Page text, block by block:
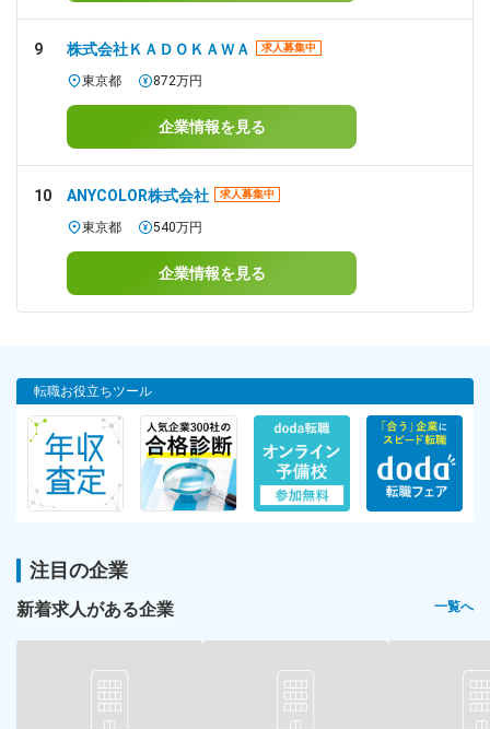
9 株式会社ＫＡＤＯＫＡＷＡ 求人募集中
東京都 872万円
企業情報を見る
10 ANYCOLOR株式会社 求人募集中
東京都 540万円
企業情報を見る
転職お役立ちツール
注目の企業
新着求人がある企業 一覧へ